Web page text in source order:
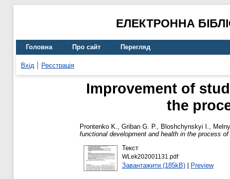
ЕЛЕКТРОННА
Головна Про сайт Перегляд
Вхід Реєстрація
Improvement of
the
Prontenko K., Griban G. P., Bloshchynskyi I.,
functional development and health in the process
Текст
WLek202001131.pdf
Завантажити (185kB)| Preview